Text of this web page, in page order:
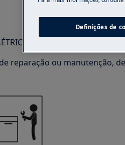
reparação ou manutenção,
Definições de